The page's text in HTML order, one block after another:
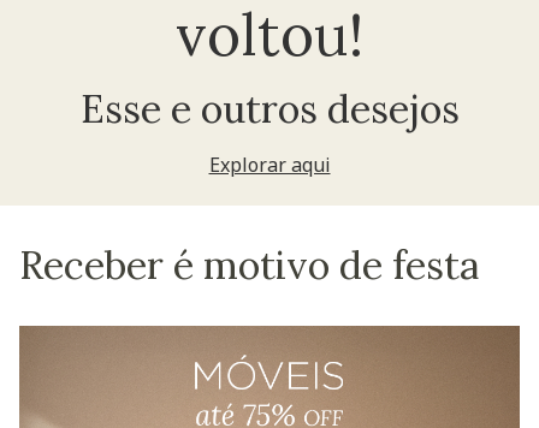
voltou!
Esse e outros desejos
Explorar aqui
Receber é motivo de festa